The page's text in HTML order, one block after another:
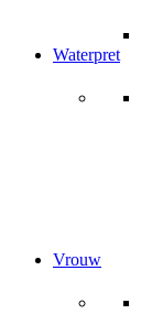
Waterpret
Vrouw